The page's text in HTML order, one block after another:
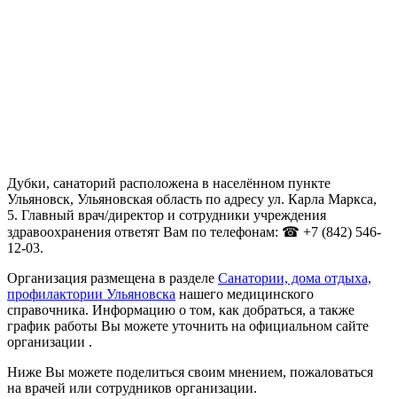
Дубки, санаторий расположена в населённом пункте
Ульяновск, Ульяновская область по адресу ул. Карла Маркса,
5. Главный врач/директор и сотрудники учреждения
здравоохранения ответят Вам по телефонам: ☎ +7 (842) 546-
12-03.
Организация размещена в разделе Санатории, дома отдыха,
профилактории Ульяновска нашего медицинского
справочника. Информацию о том, как добраться, а также
график работы Вы можете уточнить на официальном сайте
организации .
Ниже Вы можете поделиться своим мнением, пожаловаться
на врачей или сотрудников организации.